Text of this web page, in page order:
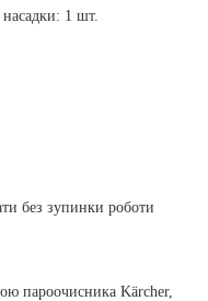
насадки: 1 шт.
без зупинки роботи
пароочисника Kärcher,